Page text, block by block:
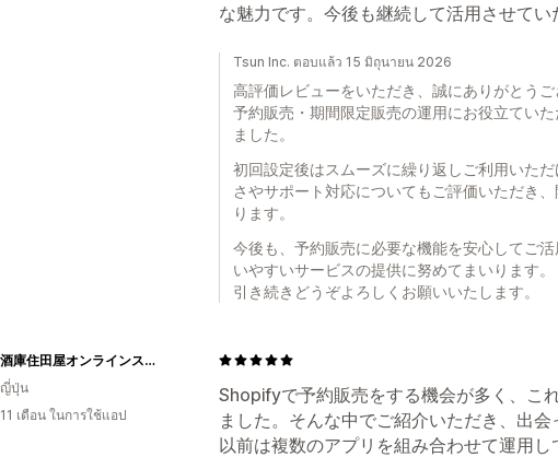
な魅力です。今後も継続して活用させてい
Tsun Inc. ตอบแล้ว 15 มิถุนายน 2026
高評価レビューをいただき、誠にありがとうご
予約販売・期間限定販売の運用にお役立てい
ました。
初回設定後はスムーズに繰り返しご利用いた
さやサポート対応についてもご評価いただき
ります。
今後も、予約販売に必要な機能を安心してご
いやすいサービスの提供に努めてまいります。
引き続きどうぞよろしくお願いいたします。
Shopifyで予約販売をする機会が多く、こ
ました。そんな中でご紹介いただき、出
以前は複数のアプリを組み合わせて運用
酒庫住田屋オンラインストア
ญี่ปุ่น
11 เดือน ในการใช้แอป